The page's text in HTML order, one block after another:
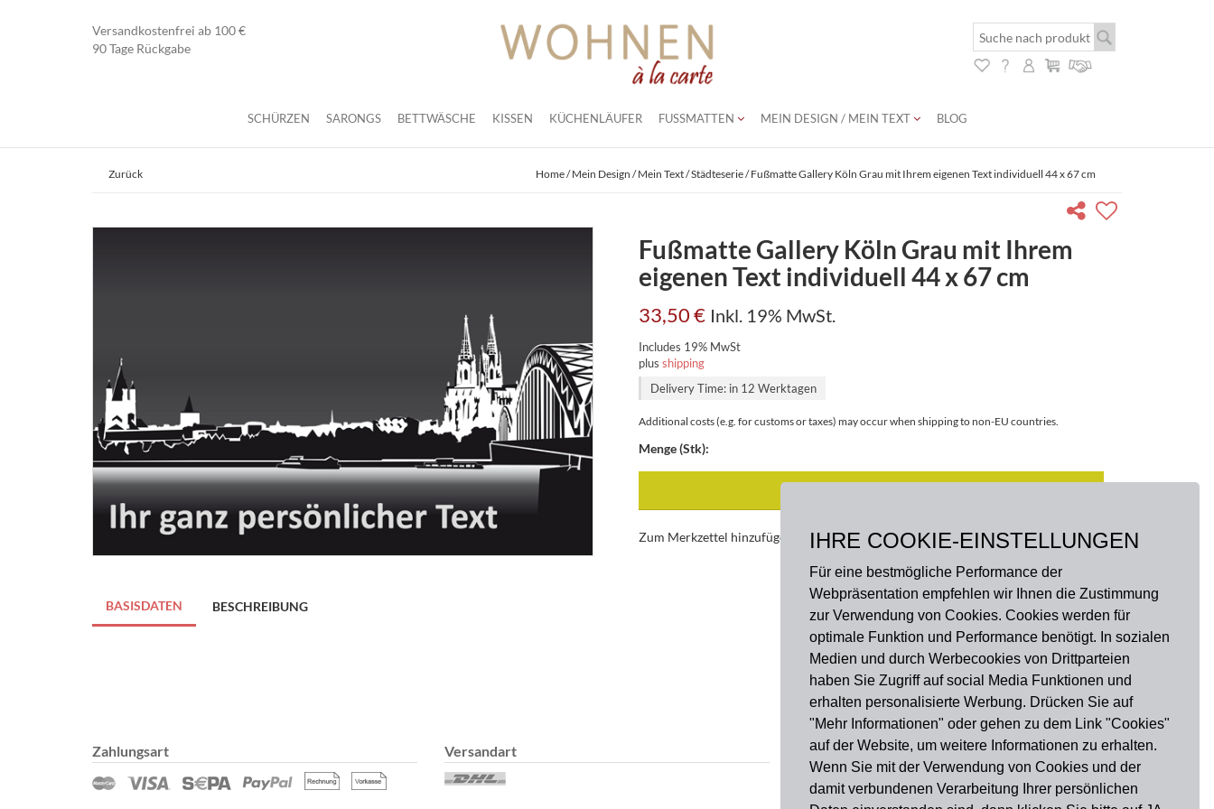
IHRE COOKIE-EINSTELLUNGEN
Für eine bestmögliche Performance der
Webpräsentation empfehlen wir Ihnen die Zustimmung
zur Verwendung von Cookies. Cookies werden für
optimale Funktion und Performance benötigt. In sozialen
Medien und durch Werbecookies von Drittparteien
haben Sie Zugriff auf social Media Funktionen und
erhalten personalisierte Werbung. Drücken Sie auf
"Mehr Informationen" oder gehen zu dem Link "Cookies"
auf der Website, um weitere Informationen zu erhalten.
Wenn Sie mit der Verwendung von Cookies und der
damit verbundenen Verarbeitung Ihrer persönlichen
Versandkostenfrei ab 100 €
90 Tage Rückgabe
SCHÜRZEN SARONGS BETTWÄSCHE KISSEN KÜCHENLÄUFER FUSSMATTEN MEIN DESIGN / MEIN TEXT BLOG
Zurück Home/Mein Design / Mein Text/Städteserie/ Fußmatte Gallery Köln Grau mit Ihrem eigenen Text individuell 44 x 67 cm
Fußmatte Gallery Köln Grau mit Ihrem
eigenen Text individuell 44 x 67 cm
33,50€ Inkl. 19% MwSt.
Includes 19% MwSt
plus shipping
Delivery Time: in 12 Werktagen
Additional costs (e.g. for customs or taxes) may occur when shipping to non-EU countries.
Menge (Stk):
Zum Merkzettel hinzufügen
BASISDATEN BESCHREIBUNG
Zahlungsart Versandart Du findest uns auch auf